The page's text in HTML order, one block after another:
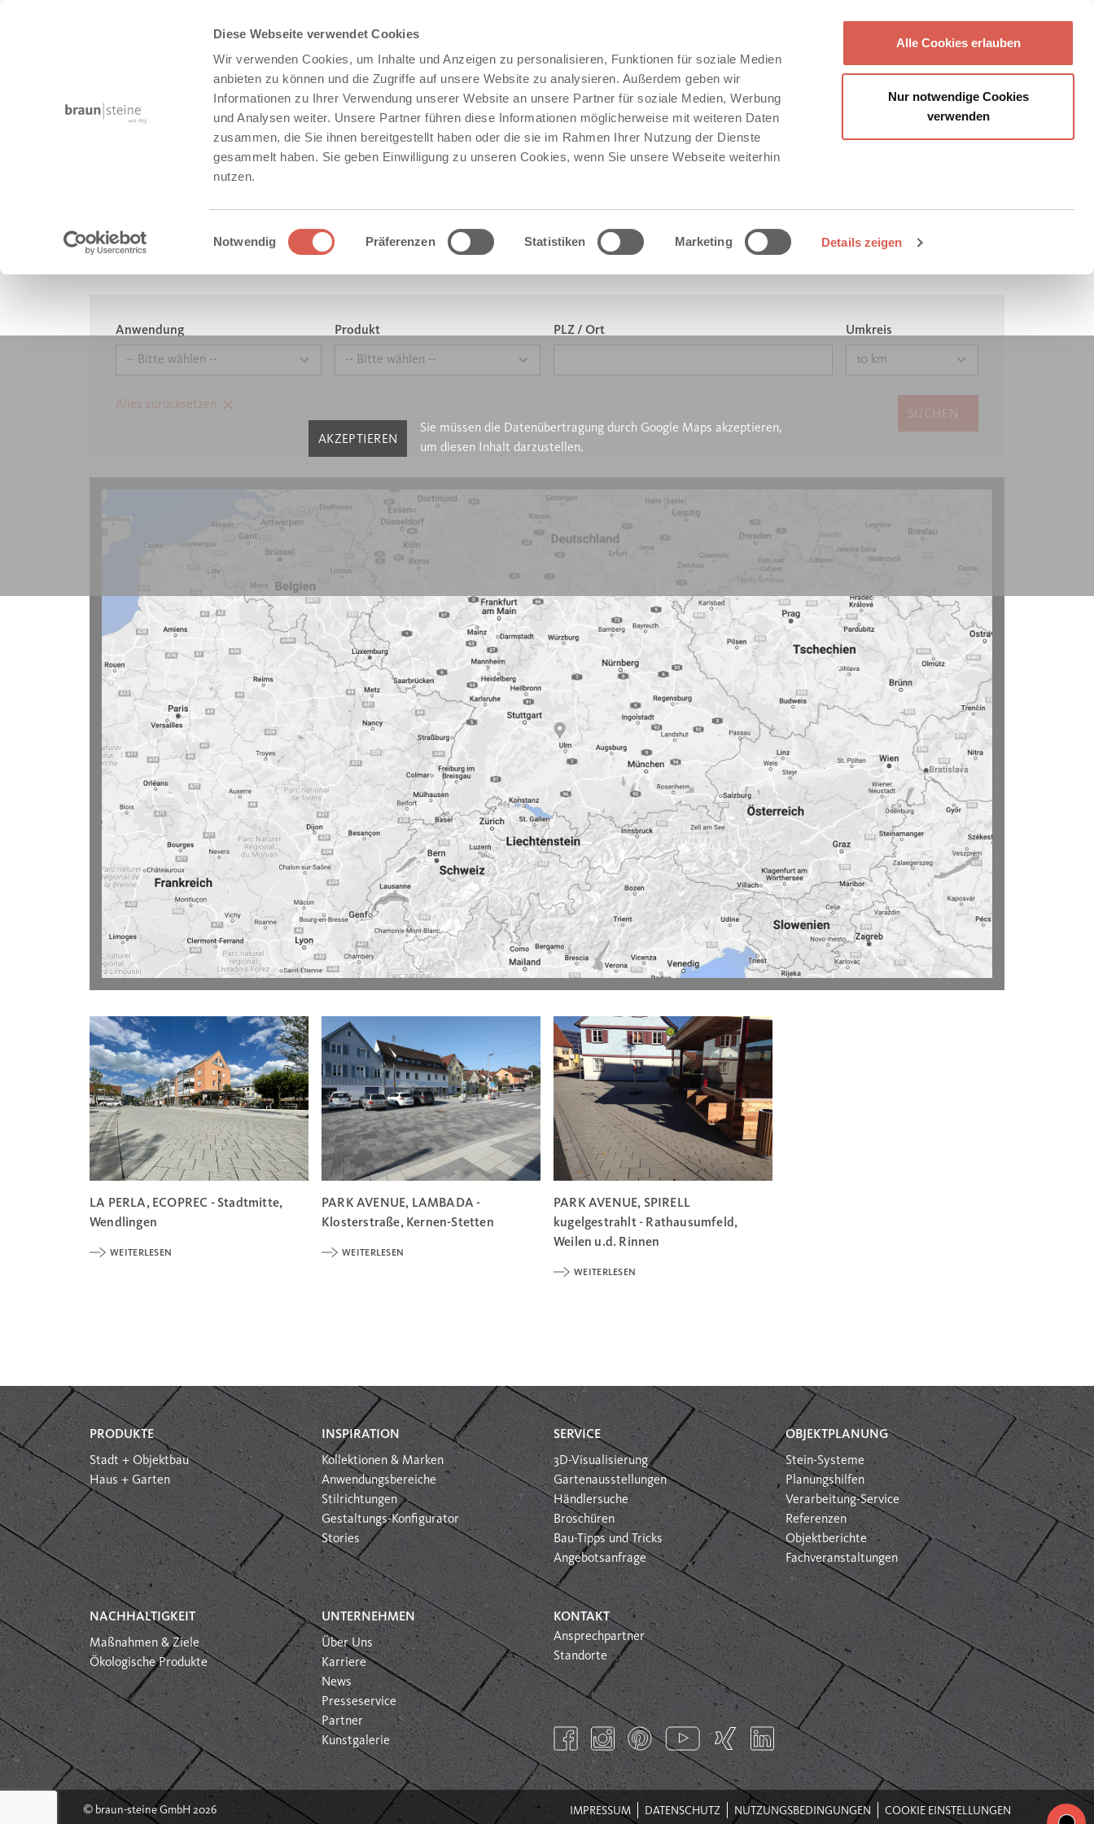
Diese Webseite verwendet Cookies
Wir verwenden Cookies, um Inhalte und Anzeigen zu personalisieren, Funktionen für soziale Medien
anbieten zu können und die Zugriffe auf unsere Website zu analysieren. Außerdem geben wir
Informationen zu Ihrer Verwendung unserer Website an unsere Partner für soziale Medien, Werbung
und Analysen weiter. Unsere Partner führen diese Informationen möglicherweise mit weiteren Daten
zusammen, die Sie ihnen bereitgestellt haben oder die sie im Rahmen Ihrer Nutzung der Dienste
gesammelt haben. Sie geben Einwilligung zu unseren Cookies, wenn Sie unsere Webseite weiterhin
nutzen.
Einwilligungsauswahl
Notwendig Präferenzen Statistiken Marketing Details zeigen
Alle Cookies erlauben
Nur notwendige Cookies
verwenden
REFERENZEN STADT + OBJEKTBAU
Anwendung Produkt PLZ / Ort Umkreis
Alles zurücksetzen
SUCHEN
AKZEPTIEREN
Sie müssen die Datenübertragung durch Google Maps akzeptieren,
um diesen Inhalt darzustellen.
LA PERLA, ECOPREC - Stadtmitte,
Wendlingen
WEITERLESEN
PARK AVENUE, LAMBADA -
Klosterstraße, Kernen-Stetten
WEITERLESEN
PARK AVENUE, SPIRELL
kugelgestrahlt - Rathausumfeld,
Weilen u.d. Rinnen
WEITERLESEN
PRODUKTE
Stadt + Objektbau
Haus + Garten
INSPIRATION
Kollektionen & Marken
Anwendungsbereiche
Stilrichtungen
Gestaltungs-Konfigurator
Stories
SERVICE
3D-Visualisierung
Gartenausstellungen
Händlersuche
Broschüren
Bau-Tipps und Tricks
Angebotsanfrage
OBJEKTPLANUNG
Stein-Systeme
Planungshilfen
Verarbeitung-Service
Referenzen
Objektberichte
Fachveranstaltungen
NACHHALTIGKEIT
Maßnahmen & Ziele
Ökologische Produkte
UNTERNEHMEN
Über Uns
Karriere
News
Presseservice
Partner
Kunstgalerie
KONTAKT
Ansprechpartner
Standorte
© braun-steine GmbH 2026 IMPRESSUM DATENSCHUTZ NUTZUNGSBEDINGUNGEN COOKIE EINSTELLUNGEN